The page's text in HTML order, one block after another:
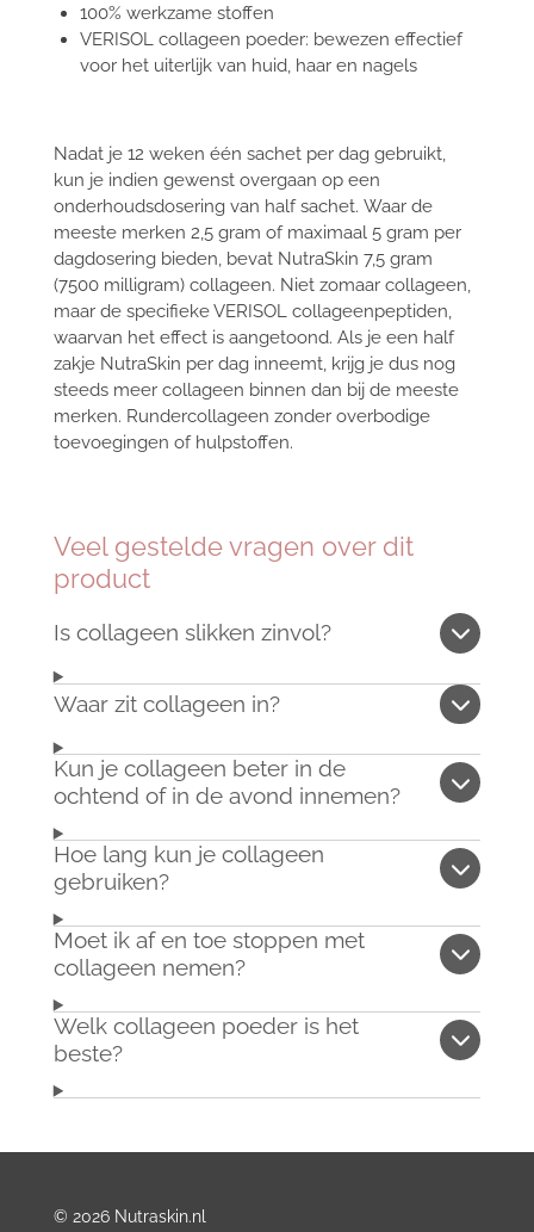
100% werkzame stoffen
VERISOL collageen poeder: bewezen effectief
voor het uiterlijk van huid, haar en nagels
Nadat je 12 weken één sachet per dag gebruikt,
kun je indien gewenst overgaan op een
onderhoudsdosering van half sachet. Waar de
meeste merken 2,5 gram of maximaal 5 gram per
dagdosering bieden, bevat NutraSkin 7,5 gram
(7500 milligram) collageen. Niet zomaar collageen,
maar de specifieke VERISOL collageenpeptiden,
waarvan het effect is aangetoond. Als je een half
zakje NutraSkin per dag inneemt, krijg je dus nog
steeds meer collageen binnen dan bij de meeste
merken. Rundercollageen zonder overbodige
toevoegingen of hulpstoffen.
Veel gestelde vragen over dit
product
Is collageen slikken zinvol?
Waar zit collageen in?
Kun je collageen beter in de
ochtend of in de avond innemen?
Hoe lang kun je collageen
gebruiken?
Moet ik af en toe stoppen met
collageen nemen?
Welk collageen poeder is het
beste?
© 2026 Nutraskin.nl